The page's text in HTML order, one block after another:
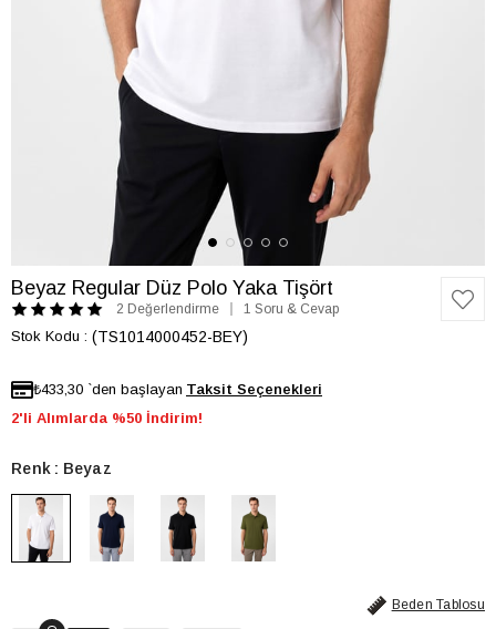
Beyaz Regular Düz Polo Yaka Tişört
2 Değerlendirme 1 Soru & Cevap
Stok Kodu (TS1014000452-BEY)
₺433,30 `den başlayan
2'li Alımlarda %50 İndirim!
Renk Beyaz
Beden Tablosu